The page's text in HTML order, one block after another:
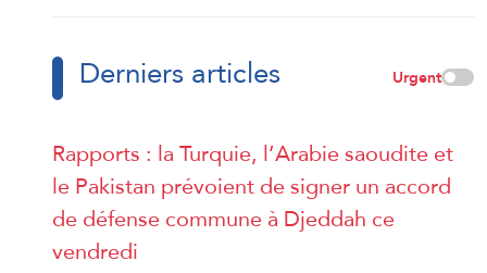
Derniers articles Urgent
Rapports : la Turquie, l’Arabie saoudite et
le Pakistan prévoient de signer un accord
de défense commune à Djeddah ce
vendredi